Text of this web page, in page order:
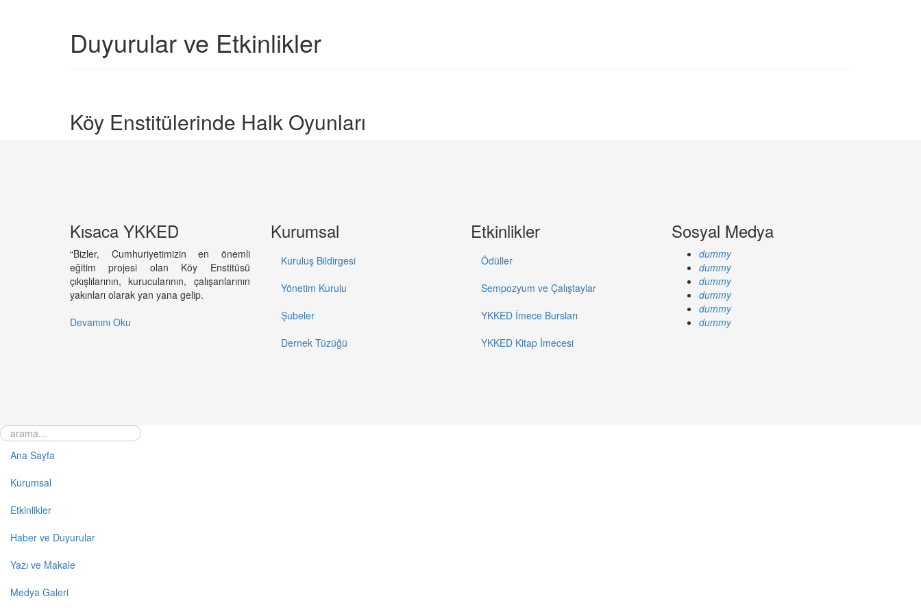
Duyurular ve Etkinlikler
Köy Enstitülerinde Halk Oyunları
Kısaca YKKED
“Bizler, Cumhuriyetimizin en önemli
eğitim projesi olan Köy Enstitüsü
çıkışlılarının, kurucularının, çalışanlarının
yakınları olarak yan yana gelip.
Devamını Oku
Kurumsal
Kuruluş Bildirgesi
Yönetim Kurulu
Şubeler
Dernek Tüzüğü
Etkinlikler
Ödüller
Sempozyum ve Çalıştaylar
YKKED İmece Bursları
YKKED Kitap İmecesi
Sosyal Medya
dummy
dummy
dummy
dummy
dummy
dummy
Ana Sayfa
Kurumsal
Etkinlikler
Haber ve Duyurular
Yazı ve Makale
Medya Galeri